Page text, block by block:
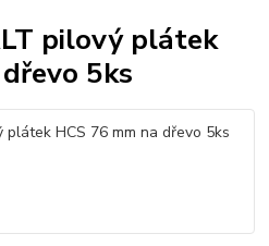
pilový plátek
5ks